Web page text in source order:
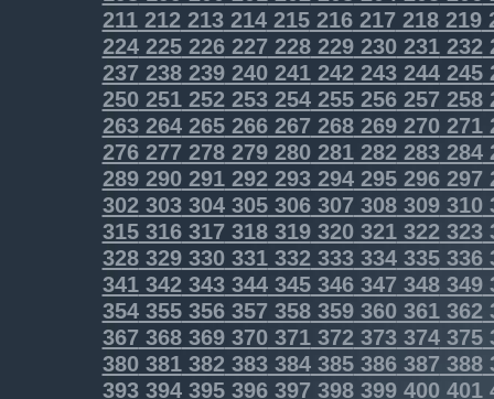
211212213214215216217218219
224225226227228229230231232
237238239240241242243244245
250251252253254255256257258
263264265266267268269270271
276277278279280281282283284
289290291292293294295296297
302303304305306307308309310
315316317318319320321322323
328329330331332333334335336
341342343344345346347348349
354355356357358359360361362
367368369370371372373374375
380381382383384385386387 388
393394395396397398399400401